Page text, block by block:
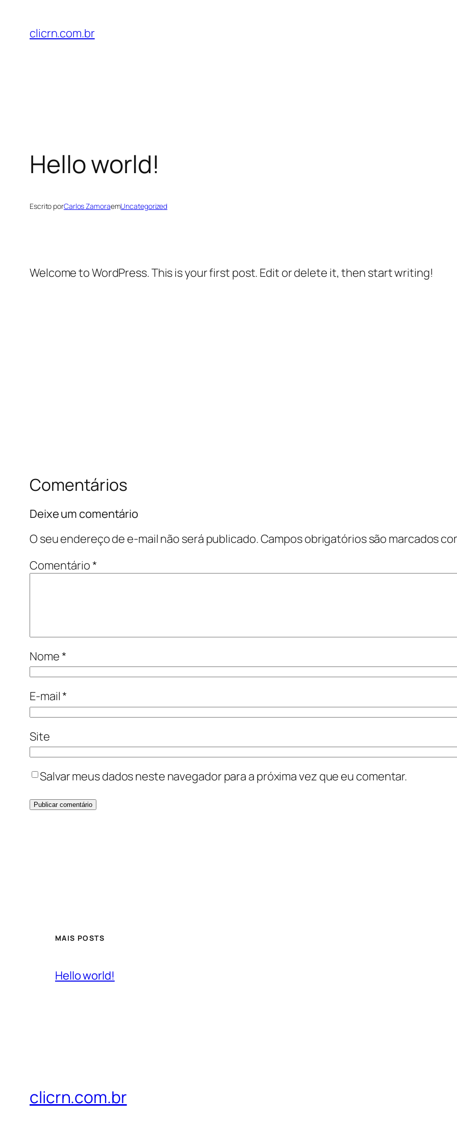
clicrn.com.br
Hello world!
Escrito porCarlos ZamoraemUncategorized
Welcome to WordPress. This is your first post. Edit or delete it, then start writing!
Comentários
Deixe um comentário
O seu endereço de e-mail não será publicado.Campos obrigatórios são marcados
Comentário*
Nome*
E-mail*
Site
Salvar meus dados neste navegador para a próxima vez que eu comentar.
MAIS POSTS
Hello world!
clicrn.com.br